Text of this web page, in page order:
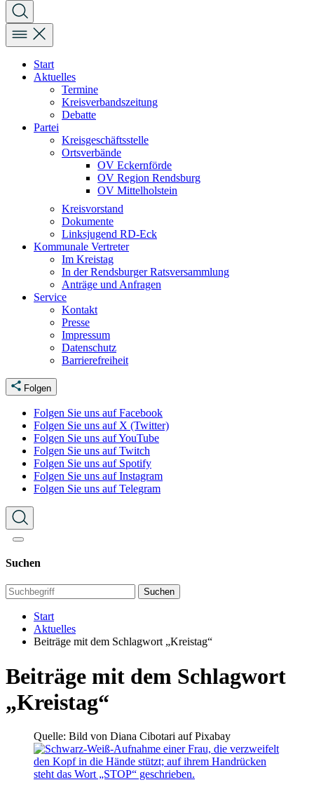
Start
Aktuelles
Termine
Kreisverbandszeitung
Debatte
Partei
Kreisgeschäftsstelle
Ortsverbände
OV Eckernförde
OV Region Rendsburg
OV Mittelholstein
Kreisvorstand
Dokumente
Linksjugend RD-Eck
Kommunale Vertreter
Im Kreistag
In der Rendsburger Ratsversammlung
Anträge und Anfragen
Service
Kontakt
Presse
Impressum
Datenschutz
Barrierefreiheit
Folgen
Folgen Sie uns auf Facebook
Folgen Sie uns auf X (Twitter)
Folgen Sie uns auf YouTube
Folgen Sie uns auf Twitch
Folgen Sie uns auf Spotify
Folgen Sie uns auf Instagram
Folgen Sie uns auf Telegram
Suchen
Suchen
Start
Aktuelles
Beiträge mit dem Schlagwort „Kreistag“
Beiträge mit dem Schlagwort
„Kreistag“
Quelle: Bild von Diana Cibotari auf Pixabay